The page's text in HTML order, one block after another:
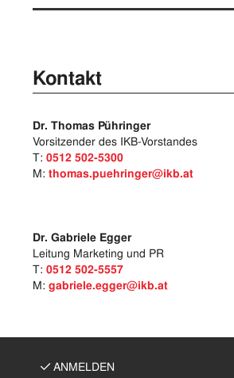
Kontakt
Dr. Thomas Pühringer
Vorsitzender des IKB-Vorstandes
T: 0512 502-5300
M: thomas.puehringer@ikb.at
Dr. Gabriele Egger
Leitung Marketing und PR
T: 0512 502-5557
M: gabriele.egger@ikb.at
ANMELDEN